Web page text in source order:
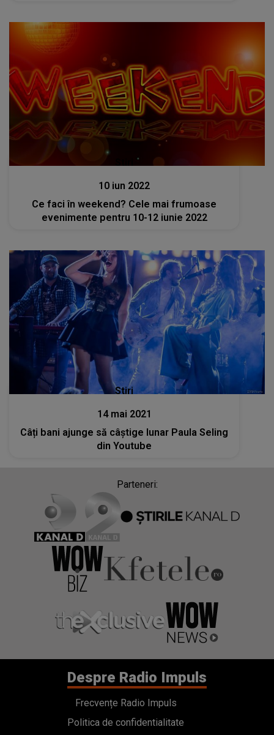
10 iun 2022
Ce faci în weekend? Cele mai frumoase
evenimente pentru 10-12 iunie 2022
Stiri
14 mai 2021
Câți bani ajunge să câștige lunar Paula Seling
din Youtube
Parteneri:
Despre Radio Impuls
Frecvențe Radio Impuls
Politica de confidentialitate